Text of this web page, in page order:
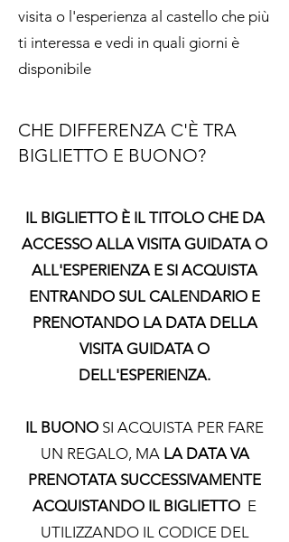
visita o l'esperienza al castello che più
ti interessa e vedi in quali giorni è
disponibile
CHE DIFFERENZA C'È TRA
BIGLIETTO E BUONO?
IL BIGLIETTO È IL TITOLO CHE DA
ACCESSO ALLA VISITA GUIDATA O
ALL'ESPERIENZA E SI ACQUISTA
ENTRANDO SUL CALENDARIO E
PRENOTANDO LA DATA DELLA
VISITA GUIDATA O
DELL'ESPERIENZA.
IL BUONO SI ACQUISTA PER FARE
UN REGALO, MA LA DATA VA
PRENOTATA SUCCESSIVAMENTE
ACQUISTANDO IL BIGLIETTO E
UTILIZZANDO IL CODICE DEL